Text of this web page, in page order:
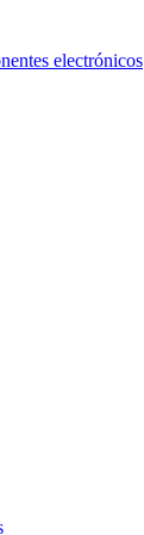
electrónicos